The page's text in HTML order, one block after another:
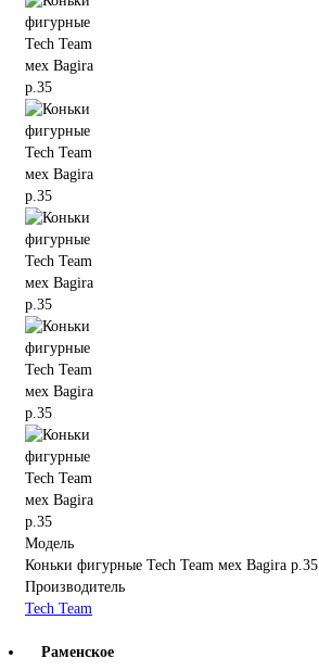
Модель
Коньки фигурные Tech Team мех Bagira р.35
Производитель
Tech Team
Раменское